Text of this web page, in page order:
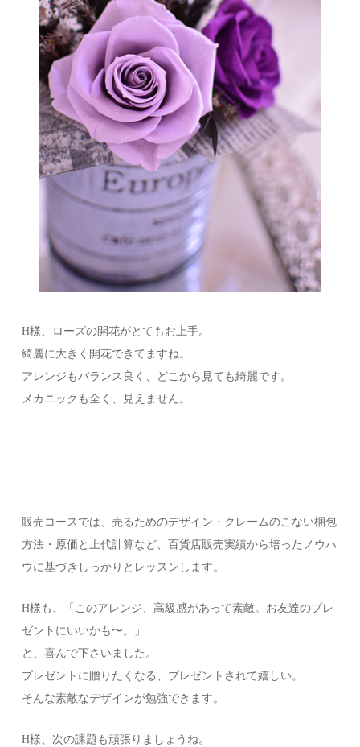
H様、ローズの開花がとてもお上手。
綺麗に大きく開花できてますね。
アレンジもバランス良く、どこから見ても綺麗です。
メカニックも全く、見えません。
販売コースでは、売るためのデザイン・クレームのこない梱包
方法・原価と上代計算など、百貨店販売実績から培ったノウハ
ウに基づきしっかりとレッスンします。
H様も、「このアレンジ、高級感があって素敵。お友達のプレ
ゼントにいいかも〜。」
と、喜んで下さいました。
プレゼントに贈りたくなる、プレゼントされて嬉しい。
そんな素敵なデザインが勉強できます。
H様、次の課題も頑張りましょうね。